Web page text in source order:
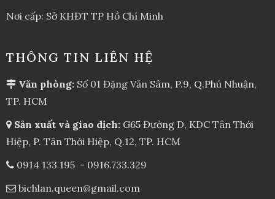
Nơi cấp: Sở KHĐT TP Hồ Chí Minh
THÔNG TIN LIÊN HỆ
Văn phòng: Số 01 Đặng Văn Sâm, P.9, Q.Phú Nhuận,
TP. HCM
Sản xuất và giao dịch: G65 Đường D, KDC Tân Thới
Hiệp, P. Tân Thới Hiệp, Q.12, TP. HCM
0914 133 195 - 0916.733.329
bichlan.queen@gmail.com